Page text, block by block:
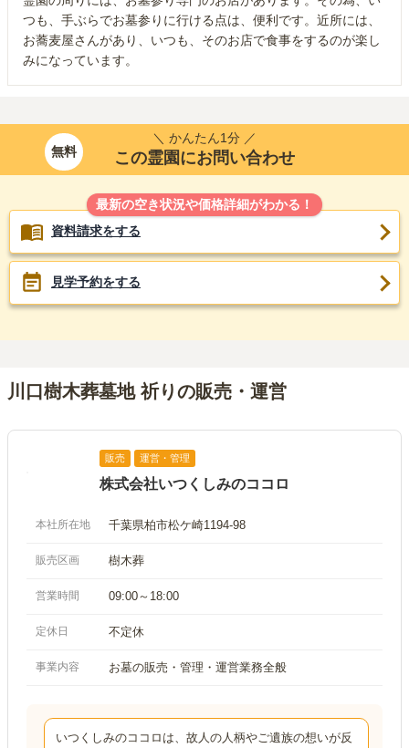
つも、手ぶらでお墓参りに行ける点は、便利です。近所には、
お蕎麦屋さんがあり、いつも、そのお店で食事をするのが楽し
みになっています。
無料
＼ かんたん1分 ／
この霊園にお問い合わせ
最新の空き状況や価格詳細がわかる！
資料請求をする
見学予約をする
川口樹木葬墓地 祈りの販売・運営
販売 運営・管理
株式会社いつくしみのココロ
本社所在地 千葉県柏市松ケ崎1194-98
販売区画 樹木葬
営業時間 09:00～18:00
定休日 不定休
事業内容 お墓の販売・管理・運営業務全般
いつくしみのココロは、故人の人柄やご遺族の想いが反